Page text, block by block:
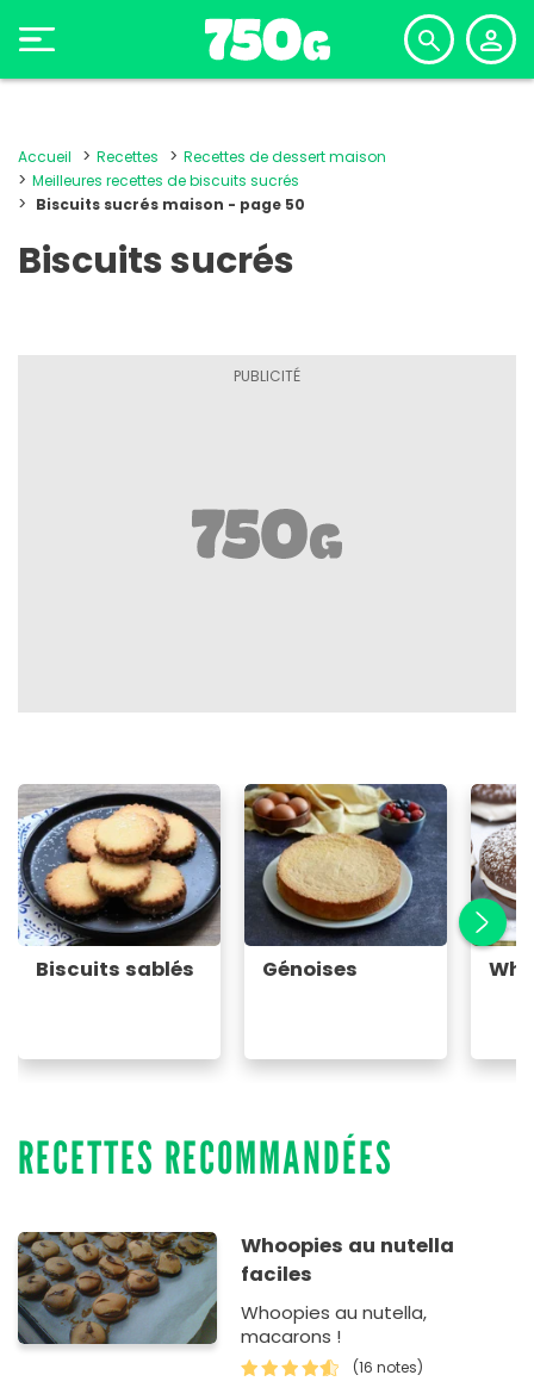
Accueil Recettes
Recettes de dessert maison
Meilleures recettes de biscuits sucrés
Biscuits sucrés maison - page 50
Biscuits sucrés
Biscuits sablés Génoises
RECETTES RECOMMANDÉES
Whoopies au nutella
faciles
Whoopies au nutella,
macarons !
(16 notes)